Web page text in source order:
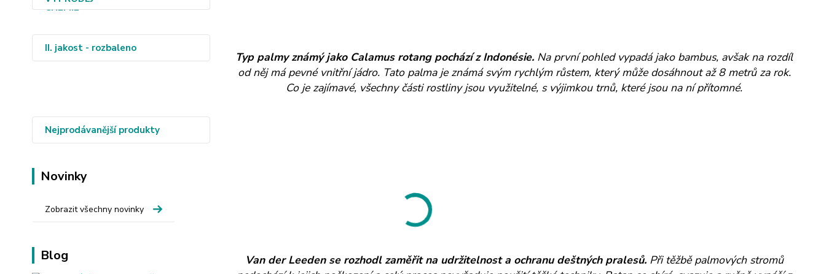
II. jakost - rozbaleno
Nejprodávanější produkty
Novinky
Zobrazit všechny novinky
Blog
Typ palmy známý jako Calamus rotang pochází z Indonésie. Na první pohled vypadá jako bambus, avšak na rozdíl
od něj má pevné vnitřní jádro. Tato palma je známá svým rychlým růstem, který může dosáhnout až 8 metrů za rok.
Co je zajímavé, všechny části rostliny jsou využitelné, s výjimkou trnů, které jsou na ní přítomné.
Van der Leeden se rozhodl zaměřit na udržitelnost a ochranu deštných pralesů.Při těžbě palmových stromů